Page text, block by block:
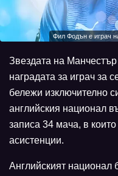
Фил Фодън е играч
Звездата на
наградата за играч за
бележи изключително
английския национал
записа 34 мача, в
асистенции.
Английският национал